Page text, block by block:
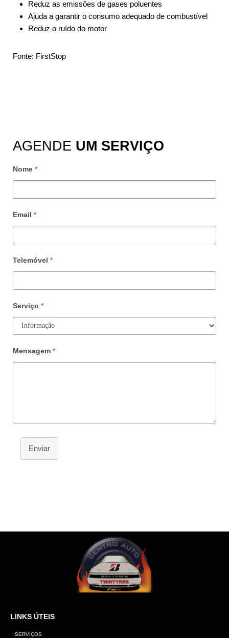
Reduz as emissões de gases poluentes
Ajuda a garantir o consumo adequado de combustível
Reduz o ruído do motor
Fonte: FirstStop
AGENDE UM SERVIÇO
Nome *
Email *
Telemóvel *
Serviço *
Mensagem *
Enviar
LINKS ÚTEIS
SERVIÇOS